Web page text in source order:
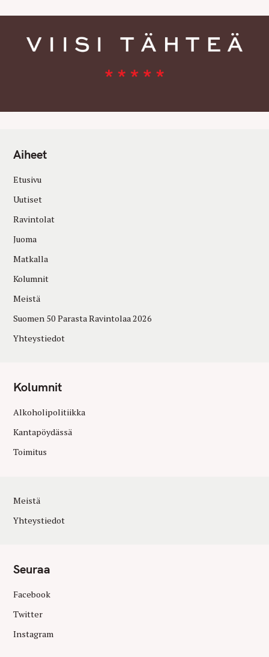
Aiheet
Etusivu
Uutiset
Ravintolat
Juoma
Matkalla
Kolumnit
Meistä
Suomen 50 Parasta Ravintolaa 2026
Yhteystiedot
Kolumnit
Alkoholipolitiikka
Kantapöydässä
Toimitus
Meistä
Yhteystiedot
Seuraa
Facebook
Twitter
Instagram